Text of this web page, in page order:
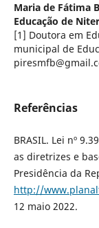
Maria de Fátima
Educação de
[1] Doutora em
municipal de
Referências
BRASIL. Lei nº
as diretrizes e
Presidência da
http://
12 maio 2022.